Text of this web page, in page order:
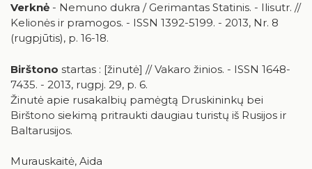
Verknė - Nemuno dukra / Gerimantas Statinis. - Ilisutr. //
Kelionės ir pramogos. - ISSN 1392-5199. - 2013, Nr. 8
(rugpjūtis), p. 16-18.
Birštono startas : [žinutė] // Vakaro žinios. - ISSN 1648-
7435. - 2013, rugpj. 29, p. 6.
Žinutė apie rusakalbių pamėgtą Druskininkų bei
Birštono siekimą pritraukti daugiau turistų iš Rusijos ir
Baltarusijos.
Murauskaitė, Aida